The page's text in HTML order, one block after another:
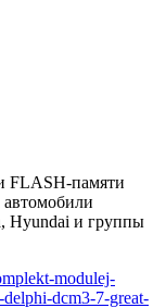
FLASH-памяти
Hyundai и группы
modulej-
dcm3-7-great-